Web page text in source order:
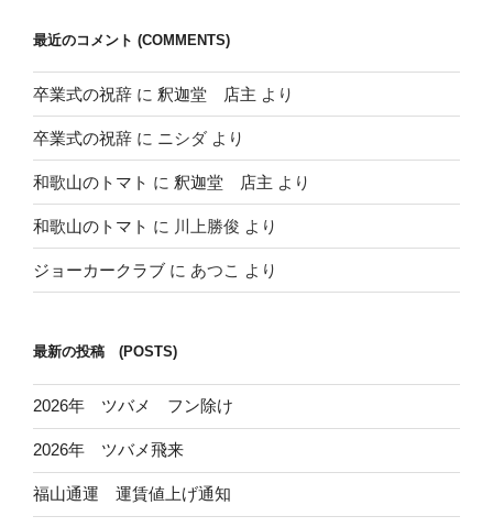
最近のコメント (COMMENTS)
卒業式の祝辞 に 釈迦堂 店主 より
卒業式の祝辞 に ニシダ より
和歌山のトマト に 釈迦堂 店主 より
和歌山のトマト に 川上勝俊 より
ジョーカークラブ に あつこ より
最新の投稿 (POSTS)
2026年 ツバメ フン除け
2026年 ツバメ飛来
福山通運 運賃値上げ通知